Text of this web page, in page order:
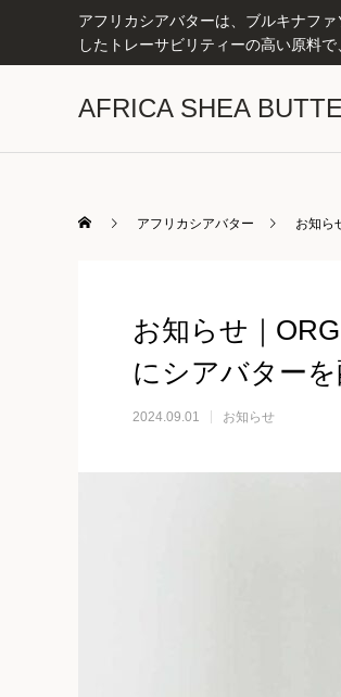
アフリカシアバターは、ブルキナフ
したトレーサビリティーの高い原料
AFRICA SHEA
アフリカシアバター お知ら
お知らせ｜
にシアバター
2024.09.01 お知らせ